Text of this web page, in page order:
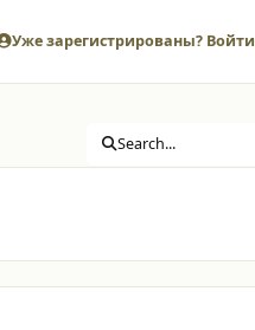
Уже зарегистрированы? Войти
Search...